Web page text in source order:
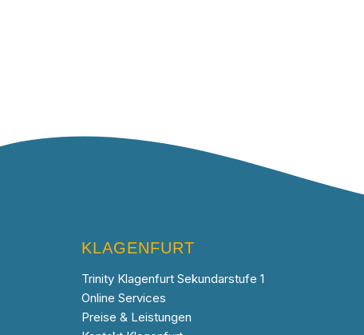
KLAGENFURT
Trinity Klagenfurt Sekundarstufe 1
Online Services
Preise & Leistungen